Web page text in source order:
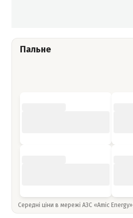
Пальне
Середні ціни в мережі АЗС «Amic